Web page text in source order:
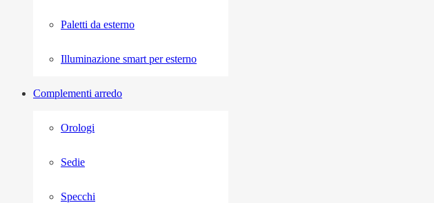
Paletti da esterno
Illuminazione smart per esterno
Complementi arredo
Orologi
Sedie
Specchi